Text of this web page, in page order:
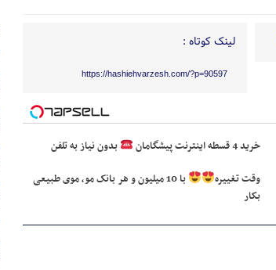
لینک کوتاه :
https://hashiehvarzesh.com/?p=90597
خرید 4 قسطه اینترنت پیشگامان
بدون نیاز به تلفن
وقت تغییره
با 10 میلیون و هر بانک مو، موی طبیعی
بکار